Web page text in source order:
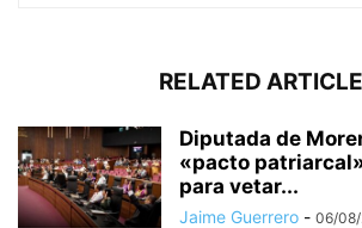
RELATED
Diputada de
«pacto
para vetar...
Jaime Guerrero - 06/